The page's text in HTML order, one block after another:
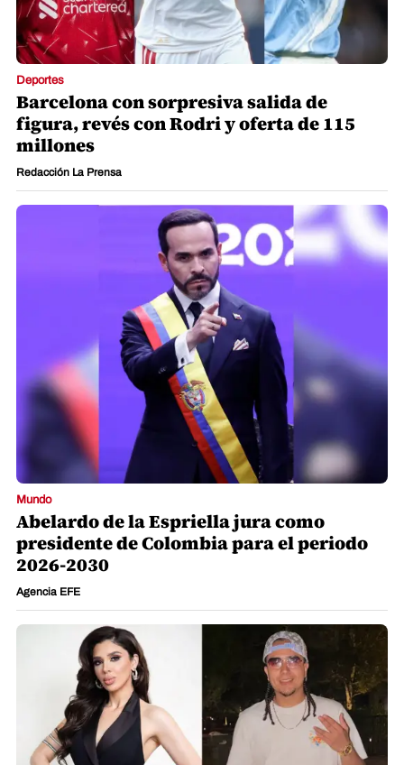
Deportes
Barcelona con sorpresiva salida de
figura, revés con Rodri y oferta de 115
millones
Redacción La Prensa
Mundo
Abelardo de la Espriella jura como
presidente de Colombia para el periodo
2026-2030
Agencia EFE